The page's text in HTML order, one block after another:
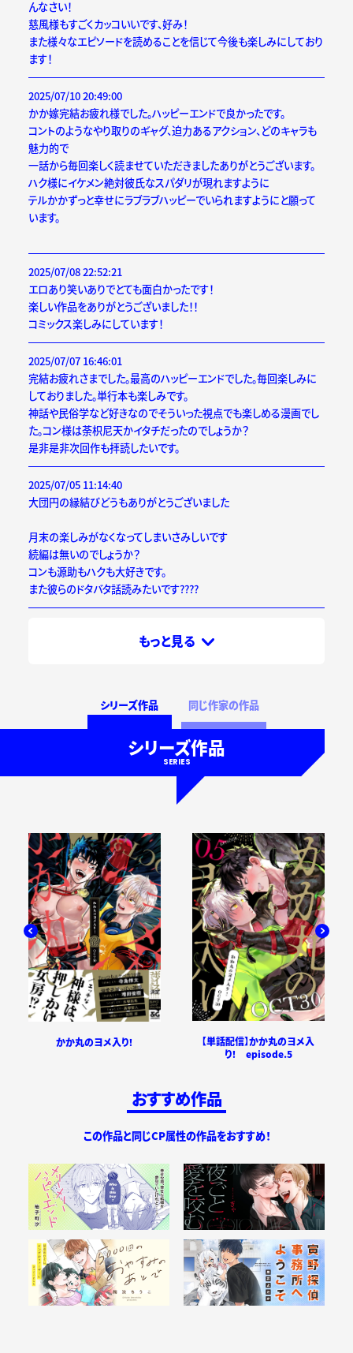
んなさい！
慈風様もすごくカッコいいです、好み！
また様々なエピソードを読めることを信じて今後も楽しみにしており
ます！
2025/07/10 20:49:00
かか嫁完結お疲れ様でした。ハッピーエンドで良かったです。
コントのようなやり取りのギャグ、迫力あるアクション、どのキャラも
魅力的で
一話から毎回楽しく読ませていただきましたありがとうございます。
ハク様にイケメン絶対彼氏なスパダリが現れますように
テルかかずっと幸せにラブラブハッピーでいられますようにと願って
います。
2025/07/08 22:52:21
エロあり笑いありでとても面白かったです！
楽しい作品をありがとうございました！！
コミックス楽しみにしています！
2025/07/07 16:46:01
完結お疲れさまでした。最高のハッピーエンドでした。毎回楽しみに
しておりました。単行本も楽しみです。
神話や民俗学など好きなのでそういった視点でも楽しめる漫画でし
た。コン様は荼枳尼天かイタチだったのでしょうか？
是非是非次回作も拝読したいです。
2025/07/05 11:14:40
大団円の縁結びどうもありがとうございました
月末の楽しみがなくなってしまいさみしいです
続編は無いのでしょうか？
コンも源助もハクも大好きです。
また彼らのドタバタ話読みたいです????
もっと見る
シリーズ作品 同じ作家の作品
シリーズ作品
SERIES
かか丸のヨメ入り！
【単話配信】かか丸のヨメ入
り！ episode.5
おすすめ作品
この作品と同じCP属性の作品をおすすめ！